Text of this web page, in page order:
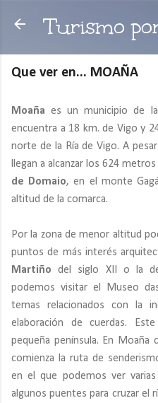
Ir al
Turismo
Que ver en... MOAÑA
Moaña es un municipio de
encuentra a 18 km. de Vigo y
norte de la Ría de Vigo. A
llegan a alcanzar los 624
de Domaio, en el monte
altitud de la comarca.
Por la zona de menor altitud
puntos de más interés
Martiño del siglo XII o la
podemos visitar el Museo
temas relacionados con la
elaboración de cuerdas.
pequeña península. En Moaña
comienza la ruta de
en el que podemos ver
algunos puentes para cruzar el